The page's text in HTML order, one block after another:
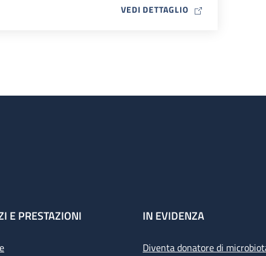
VEDI DETTAGLIOMAP ICON
E PRESTAZIONI IN EVIDENZA
Diventa donatore di